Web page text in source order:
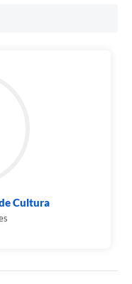
Cultura